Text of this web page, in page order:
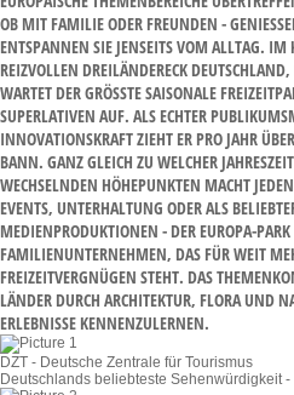
OB MIT FAMILIE ODER FREUNDEN -
NTSPANNEN SIE JENSEITS VOM ALLTAG. IM
EIZVOLLEN DREILÄNDERECK DEUTSCHLAND,
ARTET DER GRÖSSTE SAISONALE
PERLATIVEN AUF. ALS ECHTER
NOVATIONSKRAFT ZIEHT ER PRO JAHR ÜBER
NN. GANZ GLEICH ZU WELCHER JAHRESZEIT –
CHSELNDEN HÖHEPUNKTEN MACHT JEDEN
ENTS, UNTERHALTUNG ODER ALS BELIEBTER
IENPRODUKTIONEN - DER EUROPA-PARK IST
ILIENUNTERNEHMEN, DAS FÜR WEIT MEHR
IZEITVERGNÜGEN STEHT. DAS
DER DURCH ARCHITEKTUR, FLORA UND
EBNISSE KENNENZULERNEN.
DZT - Deutsche Zentrale für Tourismus
Deutschlands beliebteste Sehenwürdigkeit -